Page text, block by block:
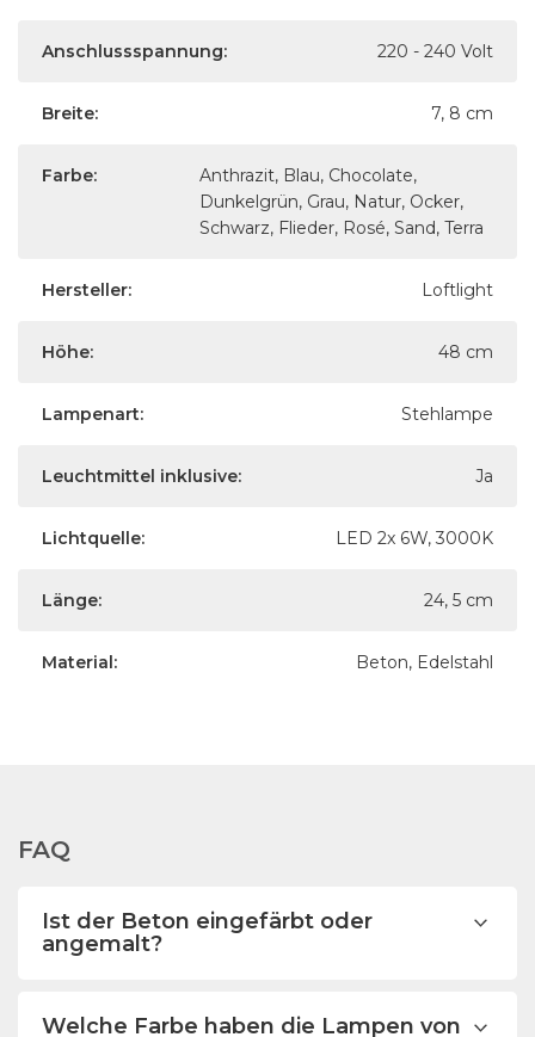
Anschlussspannung: 220 - 240 Volt
Breite: 7, 8 cm
Farbe:
Anthrazit, Blau, Chocolate,
Dunkelgrün, Grau, Natur, Ocker,
Schwarz, Flieder, Rosé, Sand, Terra
Hersteller: Loftlight
Höhe: 48 cm
Lampenart: Stehlampe
Leuchtmittel inklusive: Ja
Lichtquelle: LED 2x 6W, 3000K
Länge: 24, 5 cm
Material: Beton, Edelstahl
FAQ
Ist der Beton eingefärbt oder
angemalt?
Welche Farbe haben die Lampen von